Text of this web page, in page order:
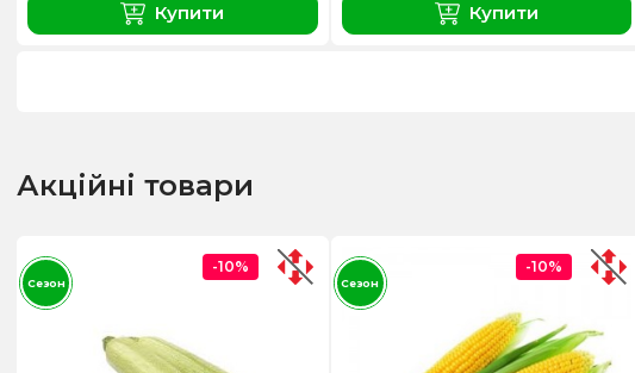
Купити Купити
Акційні товари
-10%
Сезон
-10%
Сезон